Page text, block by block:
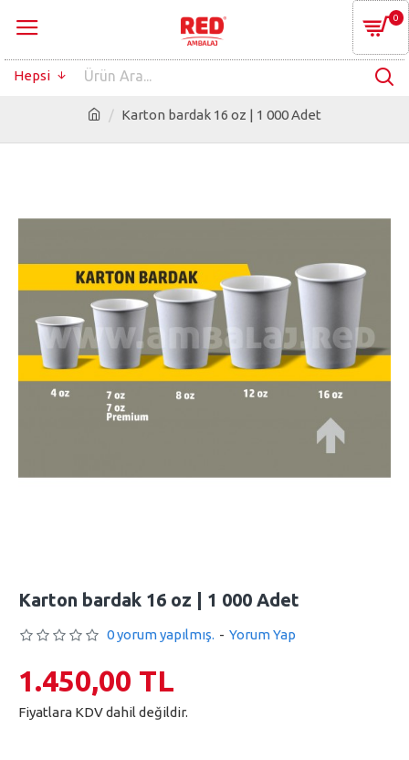
0
Hepsi
Karton bardak 16 oz | 1 000 Adet
Karton bardak 16 oz | 1 000 Adet
0 yorum yapılmış. - Yorum Yap
1.450,00 TL
Fiyatlara KDV dahil değildir.